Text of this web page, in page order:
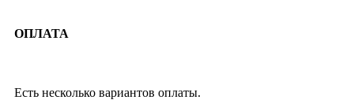
ОПЛАТА
Есть несколько вариантов оплаты.